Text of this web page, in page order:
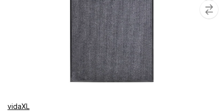
vidaXL